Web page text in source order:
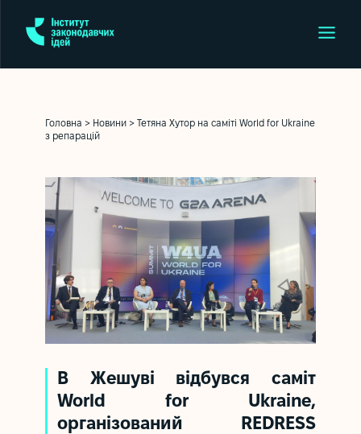
Головна > Новини >
Тетяна Хутор на саміті World for Ukraine
з репарацій
В Жешуві відбувся саміт
World for Ukraine,
організований REDRESS